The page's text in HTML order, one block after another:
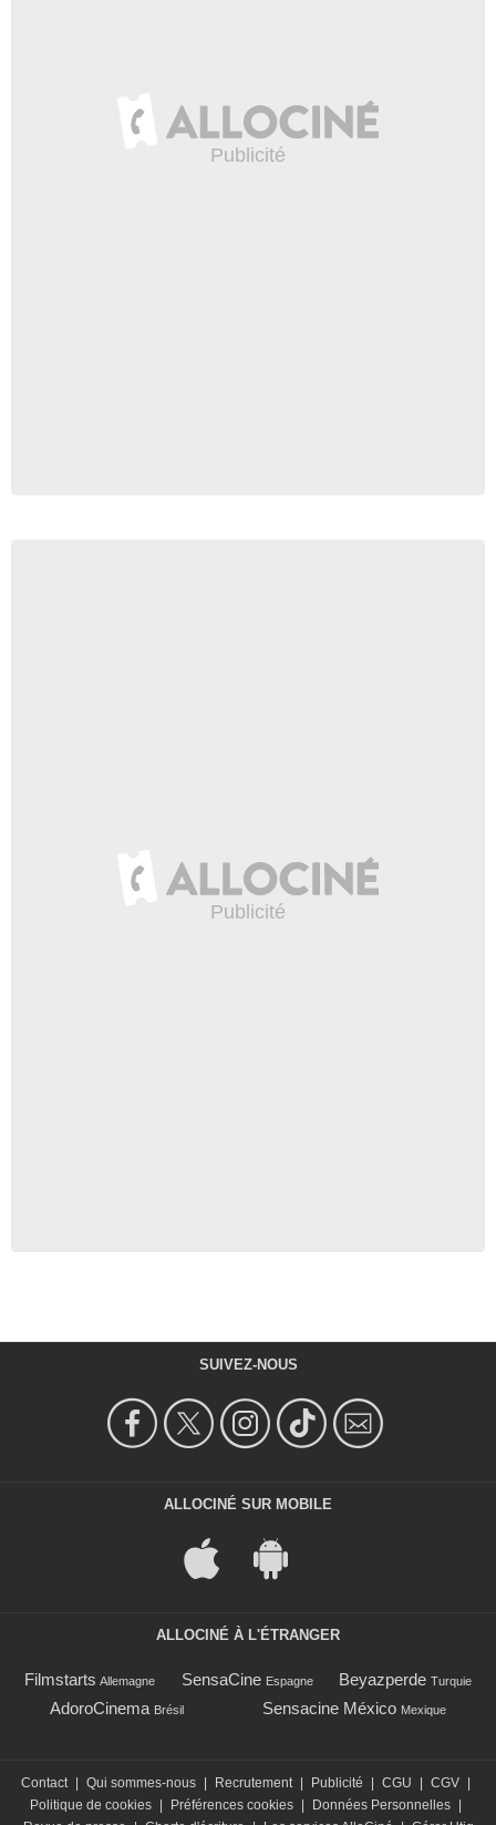
SUIVEZ-NOUS
ALLOCINÉ SUR MOBILE
ALLOCINÉ À L'ÉTRANGER
Filmstarts Allemagne SensaCine Espagne Beyazperde Turquie
AdoroCinema Brésil Sensacine México Mexique
Contact Qui sommes-nous Recrutement Publicité CGU CGV
Politique de cookies
Préférences cookies Données Personnelles